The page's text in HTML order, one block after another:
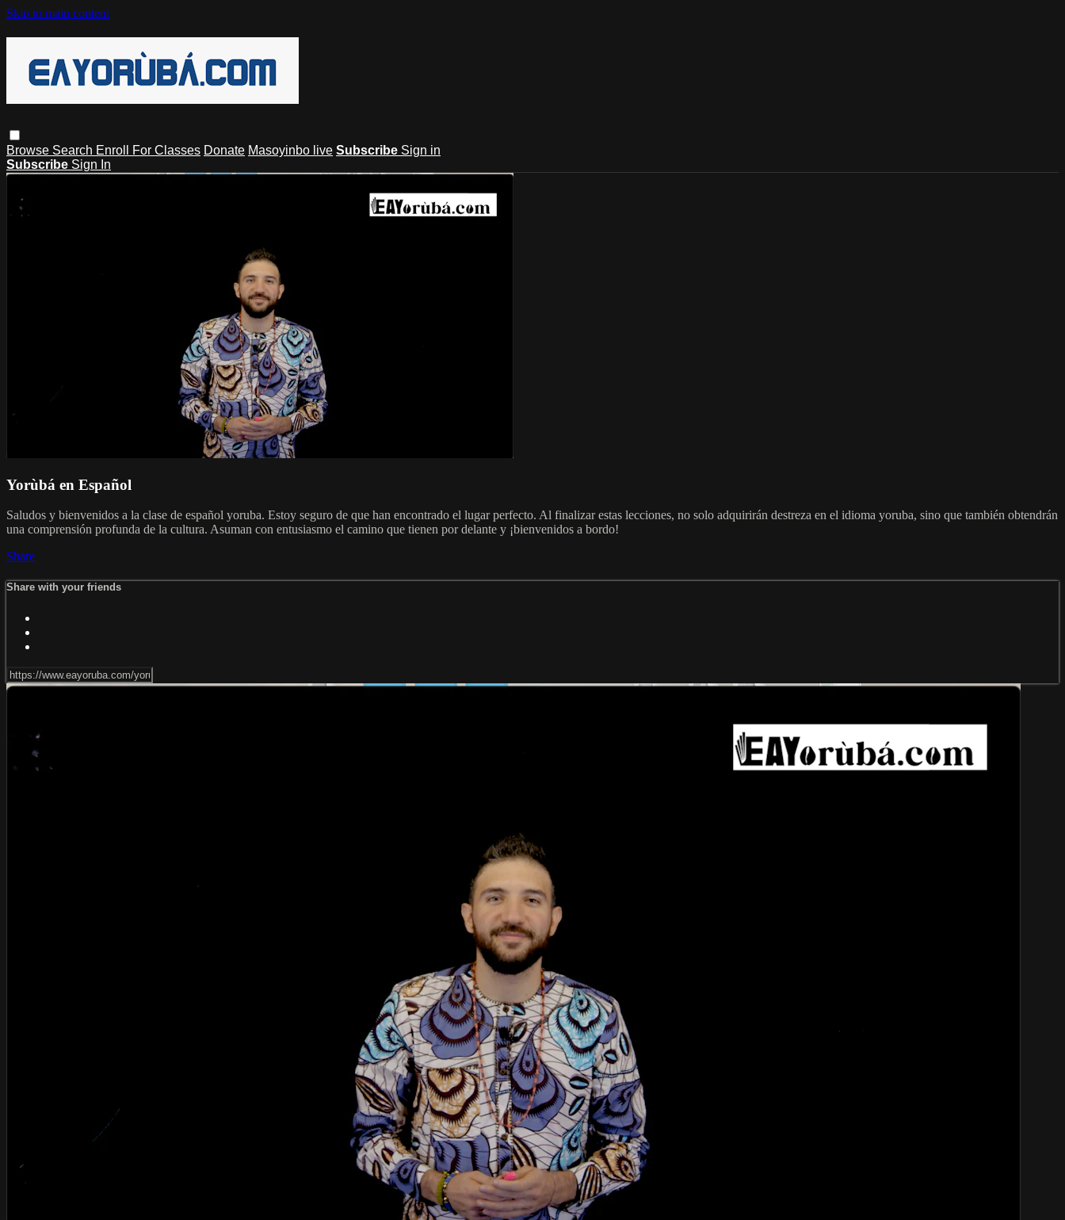
Skip to main content
Browse Search Enroll For Classes Donate Masoyinbo live Subscribe Sign in
Subscribe Sign In
Yorùbá en Español
Saludos y bienvenidos a la clase de español yoruba. Estoy seguro de que han encontrado el lugar perfecto. Al finalizar estas lecciones, no solo adquirirán destreza en el idioma yoruba, sino que también obtendrán
una comprensión profunda de la cultura. Asuman con entusiasmo el camino que tienen por delante y ¡bienvenidos a bordo!
Share
Share with your friends